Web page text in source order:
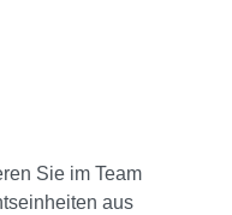
Sie im Team
aus